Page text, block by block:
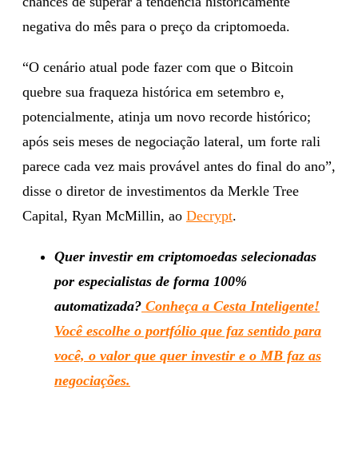
negativa do mês para o preço da criptomoeda.
“O cenário atual pode fazer com que o Bitcoin
quebre sua fraqueza histórica em setembro e,
potencialmente, atinja um novo recorde histórico;
após seis meses de negociação lateral, um forte rali
parece cada vez mais provável antes do final do ano”,
disse o diretor de investimentos da Merkle Tree
Capital, Ryan McMillin, ao Decrypt.
Quer investir em criptomoedas selecionadas
por especialistas de forma 100%
automatizada? Conheça a Cesta Inteligente!
Você escolhe o portfólio que faz sentido para
você, o valor que quer investir e o MB faz as
negociações.